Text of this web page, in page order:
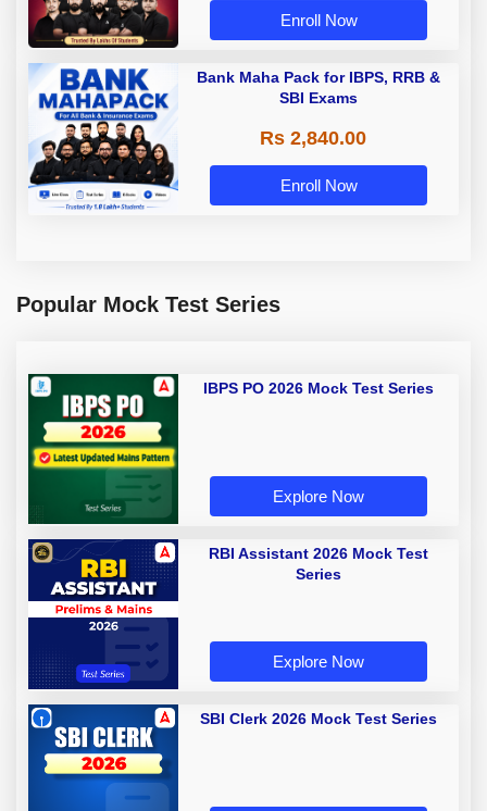
Enroll Now
Bank Maha Pack for IBPS, RRB &
SBI Exams
Rs 2,840.00
Enroll Now
Popular Mock Test Series
IBPS PO 2026 Mock Test Series
Explore Now
RBI Assistant 2026 Mock Test
Series
Explore Now
SBI Clerk 2026 Mock Test Series